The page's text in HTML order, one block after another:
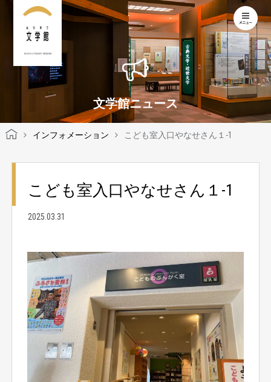
KOCHI LITERARY MUSEUM
文学館ニュース
インフォメーション こども室入口やなせさん１-1
こども室入口やなせさん１-1
2025.03.31